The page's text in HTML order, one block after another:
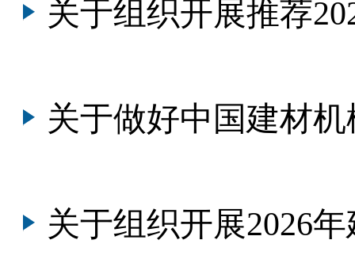
关于组织开展推荐2026年度“建筑
关于做好中国建材机械工业协会通讯
关于组织开展2026年建材机